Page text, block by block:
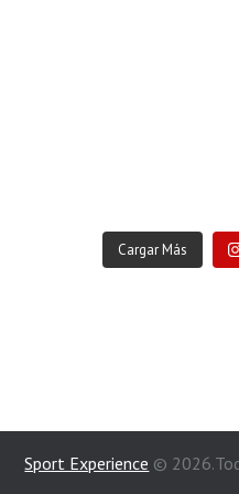
Cargar Más
Sport Experience ©